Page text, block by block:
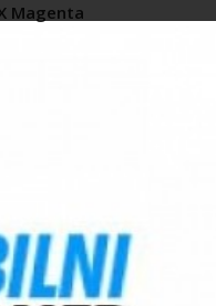
Magenta